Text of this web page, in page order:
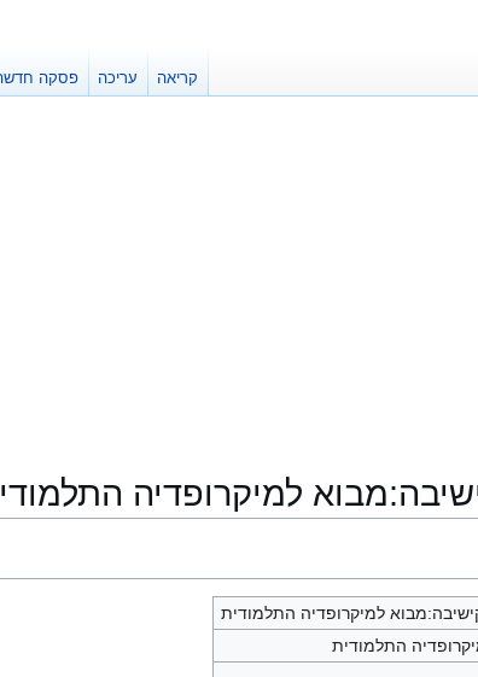
למיקרופדיה
למיקרופדיה התלמודית
התלמודית
קריאה עריכה פסקה